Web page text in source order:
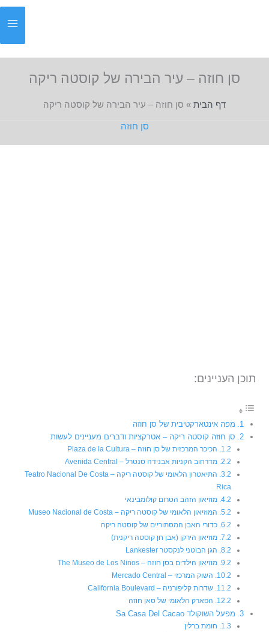
סן חוזה – עיר הבירה של קוסטה ריקה
דף הבית » סן חוזה – עיר הבירה של קוסטה ריקה
סן חוזה
תוכן העניינים:
מפה אינטארקטיבית של סן חוזה
סן חוזה קוסטה ריקה – אטרקציות ודברים מעניינים לעשות
הכיכר המרכזית של סן חוזה – Plaza de la Cultura
מדרחוב הקניות אבנידה סנטרל – Avenida Central
התיאטרון הלאומי של קוסטה ריקה – Teatro Nacional De Costa
Rica
מוזיאון הזהב הטרום קולומבינאי
המוזיאון הלאומי של קוסטה ריקה – Museo Nacional de Costa
כדורי האבן המסתוריים של קוסטה ריקה
מוזיאון הירקן (אבן חן קוסטה ריקנית)
הגן הבוטני לנקסטר Lankester
מוזיאון הילדים בסן חוזה – The Museo de Los Ninos
השוק המרכזי – Mercado Central
שדרות קליפורניה – California Boulevard
הפארק הלאומי של סאן חוזה
מפעל השוקולד Sa Casa Del Cacao
חומת ברלין